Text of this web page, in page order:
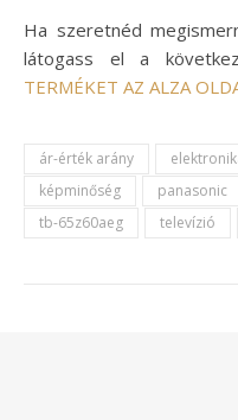
Ha szeretnéd
látogass el a
TERMÉKET AZ ALZA
ár-érték arány
képminőség
panasonic
tb-65z60aeg
televízió